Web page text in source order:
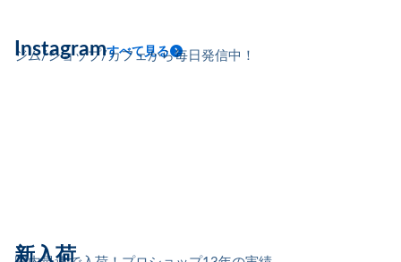
ジム/ショップ/カフェから毎日発信中！
Instagramすべて見る
新入荷